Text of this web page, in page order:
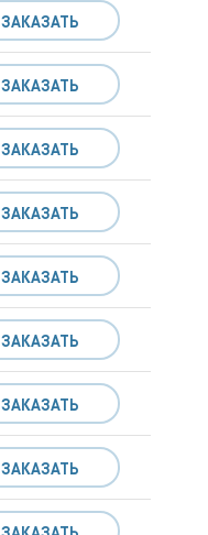
ЗАКАЗАТЬ
ЗАКАЗАТЬ
ЗАКАЗАТЬ
ЗАКАЗАТЬ
ЗАКАЗАТЬ
ЗАКАЗАТЬ
ЗАКАЗАТЬ
ЗАКАЗАТЬ